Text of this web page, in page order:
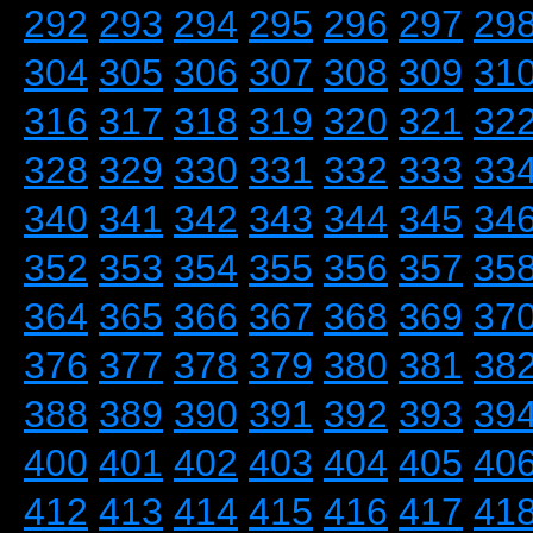
292 293 294 295 296 297
304 305 306 307 308 309
316 317 318 319 320 321
328 329 330 331 332 333
340 341 342 343 344 345
352 353 354 355 356 357
364 365 366 367 368 369
376 377 378 379 380 381
388 389 390 391 392 393
400 401 402 403 404 405
412 413 414 415 416 417